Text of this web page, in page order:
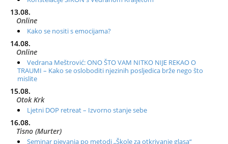
13.08.
Online
Kako se nositi s emocijama?
14.08.
Online
Vedrana Meštrović: ONO ŠTO VAM NITKO NIJE REKAO O
TRAUMI – Kako se osloboditi njezinih posljedica brže nego što
mislite
15.08.
Otok Krk
Ljetni DOP retreat – Izvorno stanje sebe
16.08.
Tisno (Murter)
Seminar pjevanja po metodi „Škole za otkrivanje glasa“